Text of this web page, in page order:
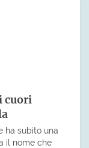
cuori
ha subito una
il nome che